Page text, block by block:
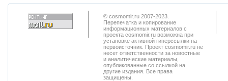
© cosmomir.ru 2007-2023.
Перепечатка и копирование
информационных материалов с
проекта cosmomir.ru возможна при
установке активной гиперссылки на
первоисточник. Проект cosmomir.ru не
несет ответственности за новостные
и аналитические материалы,
опубликованные со ссылкой на
другие издания. Все права
защищены.